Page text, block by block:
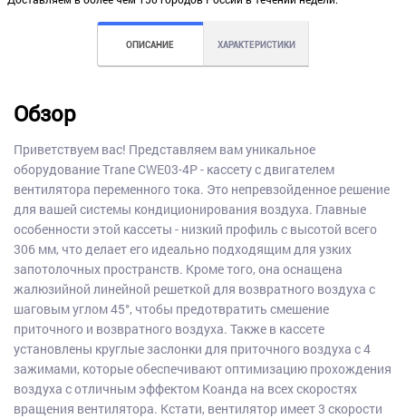
ОПИСАНИЕ ХАРАКТЕРИСТИКИ
Обзор
Приветствуем вас! Представляем вам уникальное
оборудование Trane CWE03-4P - кассету с двигателем
вентилятора переменного тока. Это непревзойденное решение
для вашей системы кондиционирования воздуха. Главные
особенности этой кассеты - низкий профиль с высотой всего
306 мм, что делает его идеально подходящим для узких
запотолочных пространств. Кроме того, она оснащена
жалюзийной линейной решеткой для возвратного воздуха с
шаговым углом 45°, чтобы предотвратить смешение
приточного и возвратного воздуха. Также в кассете
установлены круглые заслонки для приточного воздуха с 4
зажимами, которые обеспечивают оптимизацию прохождения
воздуха с отличным эффектом Коанда на всех скоростях
вращения вентилятора. Кстати, вентилятор имеет 3 скорости